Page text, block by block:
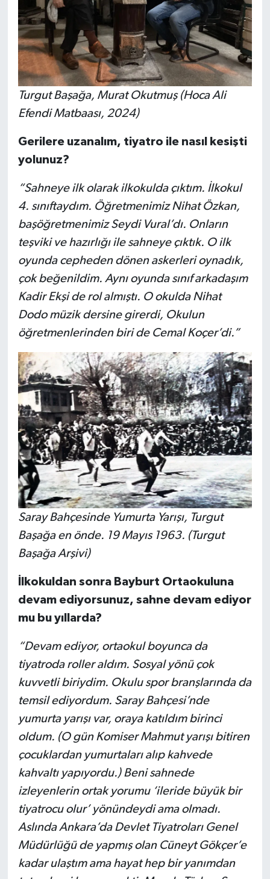
Turgut Başağa, Murat Okutmuş (Hoca Ali
Efendi Matbaası, 2024)
Gerilere uzanalım, tiyatro ile nasıl kesişti
yolunuz?
“Sahneye ilk olarak ilkokulda çıktım. İlkokul
4. sınıftaydım. Öğretmenimiz Nihat Özkan,
başöğretmenimiz Seydi Vural’dı. Onların
teşviki ve hazırlığı ile sahneye çıktık. O ilk
oyunda cepheden dönen askerleri oynadık,
çok beğenildim. Aynı oyunda sınıf arkadaşım
Kadir Ekşi de rol almıştı. O okulda Nihat
Dodo müzik dersine girerdi, Okulun
öğretmenlerinden biri de Cemal Koçer’di.”
Saray Bahçesinde Yumurta Yarışı, Turgut
Başağa en önde. 19 Mayıs 1963. (Turgut
Başağa Arşivi)
İlkokuldan sonra Bayburt Ortaokuluna
devam ediyorsunuz, sahne devam ediyor
mu bu yıllarda?
“Devam ediyor, ortaokul boyunca da
tiyatroda roller aldım. Sosyal yönü çok
kuvvetli biriydim. Okulu spor branşlarında da
temsil ediyordum. Saray Bahçesi’nde
yumurta yarışı var, oraya katıldım birinci
oldum. (O gün Komiser Mahmut yarışı bitiren
çocuklardan yumurtaları alıp kahvede
kahvaltı yapıyordu.) Beni sahnede
izleyenlerin ortak yorumu ‘ileride büyük bir
tiyatrocu olur’ yönündeydi ama olmadı.
Aslında Ankara’da Devlet Tiyatroları Genel
Müdürlüğü de yapmış olan Cüneyt Gökçer’e
kadar ulaştım ama hayat hep bir yanımdan